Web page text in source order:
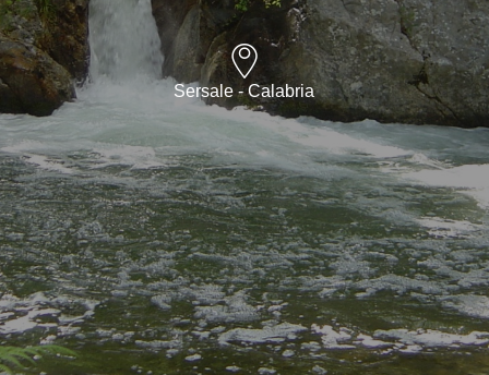
Sersale - Calabria